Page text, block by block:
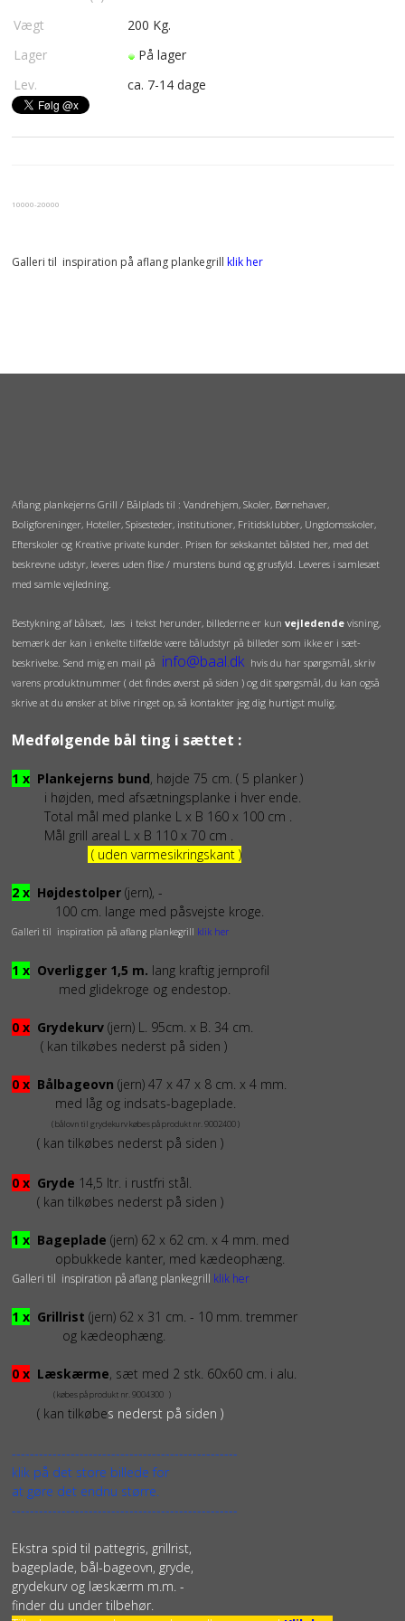
Vægt
200 Kg.
Lager
På lager
Lev.
ca. 7-14 dage
10000-20000
Galleri til inspiration på aflang plankegrill klik her
Aflang plankejerns Grill / Bålplads til : Vandrehjem, Skoler, Børnehaver,
Boligforeninger, Hoteller, Spisesteder, institutioner, Fritidsklubber, Ungdomsskoler,
Efterskoler og Kreative private kunder. Prisen for sekskantet bålsted her, med det
beskrevne udstyr, leveres uden flise / murstens bund og grusfyld. Leveres i samlesæt
med samle vejledning.
Bestykning af bålsæt, læs i tekst herunder, billederne er kun vejledendevisning,
bemærk der kan i enkelte tilfælde være båludstyr på billeder som ikke er i sæt-
beskrivelse. Send mig en mail på info@baal.dk hvis du har spørgsmål, skriv
varens produktnummer ( det findes øverst på siden ) og dit spørgsmål, du kan også
skrive at du ønsker at blive ringet op, så kontakter jeg dig hurtigst mulig.
Medfølgende bål ting i sættet :
1 xPlankejerns bund, højde 75 cm. ( 5 planker )
i højden, med afsætningsplanke i hver ende.
Total mål med planke L x B 160 x 100 cm .
Mål grill areal L x B 110 x 70 cm .
( uden varmesikringskant )
2 xHøjdestolper(jern), -
100 cm. lange med påsvejste kroge.
Galleri til inspiration på aflang plankegrill klik her
1 xOverligger 1,5 m. lang kraftig jernprofil
med glidekroge og endestop.
0 xGrydekurv(jern) L. 95cm. x B. 34 cm.
( kan tilkøbes nederst på siden )
0 xBålbageovn (jern) 47 x 47 x 8 cm. x 4 mm.
med låg og indsats-bageplade.
( bålovn til grydekurv købes på produkt nr. 9002400 )
( kan tilkøbes nederst på siden )
0 xGryde 14,5 ltr. i rustfri stål.
( kan tilkøbes nederst på siden )
1 xBageplade (jern) 62 x 62 cm. x 4 mm. med
opbukkede kanter, med kædeophæng.
Galleri til inspiration på aflang plankegrill klik her
1 xGrillrist (jern) 62 x 31 cm. - 10 mm. tremmer
og kædeophæng.
0 xLæskærme, sæt med 2 stk. 60x60 cm. i alu.
( købes på produkt nr. 9004300 )
( kan tilkøbes nederst på siden )
--------------------------------------------------
klik på det store billede for
at gøre det endnu større.
--------------------------------------------------
Ekstra spid til pattegris, grillrist,
bageplade, bål-bageovn, gryde,
grydekurv og læskærm m.m. -
finder du under tilbehør.